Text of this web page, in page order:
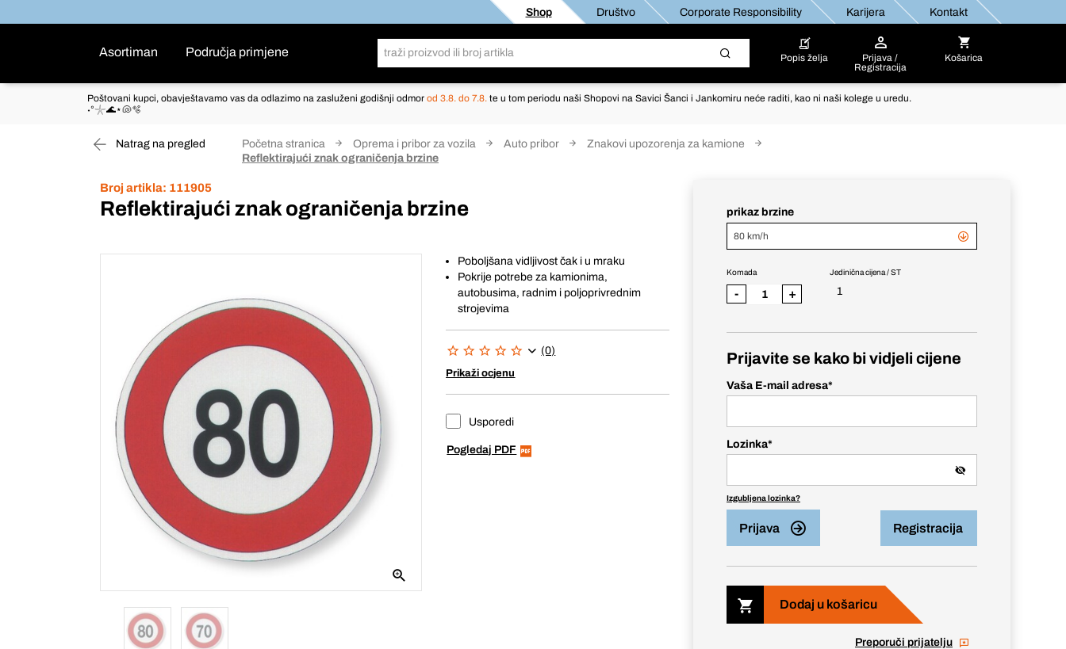
Shop Društvo Corporate Responsibility Karijera Kontakt
Asortiman Područja primjene Popis želja
Prijava /
Registracija
Košarica
Poštovani kupci, obavještavamo vas da odlazimo na zasluženi godišnji odmor od 3.8. do 7.8. te u tom periodu naši Shopovi na Savici Šanci i Jankomiru neće raditi, kao ni naši kolege u uredu.
˖°𓇼🌊⋆🐚🫧
Natrag na pregled Početna stranica Oprema i pribor za vozila Auto pribor
Znakovi upozorenja za kamione
Reflektirajući znak ograničenja brzine
Broj artikla: 111905
Reflektirajući znak ograničenja brzine
Poboljšana vidljivost čak i u mraku
Pokrije potrebe za kamionima,
autobusima, radnim i poljoprivrednim
strojevima
(0)
Prikaži ocjenu
Usporedi
Pogledaj PDF
prikaz brzine
80 km/h
Jedinična cijena / ST
1
Komada
- +
Prijavite se kako bi vidjeli cijene
Vaša E-mail adresa*
Lozinka*
Izgubljena lozinka?
Prijava Registracija
Dodaj u košaricu
Preporuči prijatelju